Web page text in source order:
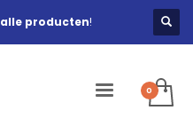
alle producten!